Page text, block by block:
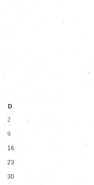
D
2
9
16
23
30